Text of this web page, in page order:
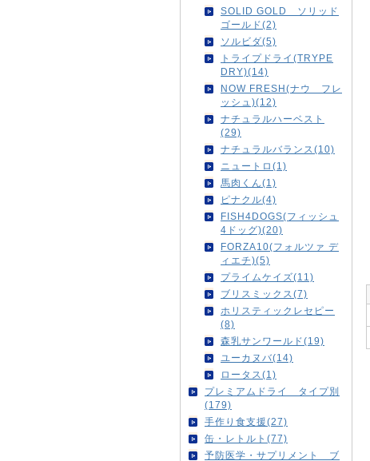
SOLID GOLD ソリッド
ゴールド(2)
ソルビダ(5)
トライプドライ(TRYPE
DRY)(14)
NOW FRESH(ナウ フレ
ッシュ)(12)
ナチュラルハーベスト
(29)
ナチュラルバランス(10)
ニュートロ(1)
馬肉くん(1)
ピナクル(4)
FISH4DOGS(フィッシュ
4ドッグ)(20)
FORZA10(フォルツァ デ
ィエチ)(5)
プライムケイズ(11)
ブリスミックス(7)
ホリスティックレセピー
(8)
森乳サンワールド(19)
ユーカヌバ(14)
ロータス(1)
プレミアムドライ タイプ別
(179)
手作り食支援(27)
缶・レトルト(77)
予防医学・サプリメント ブ